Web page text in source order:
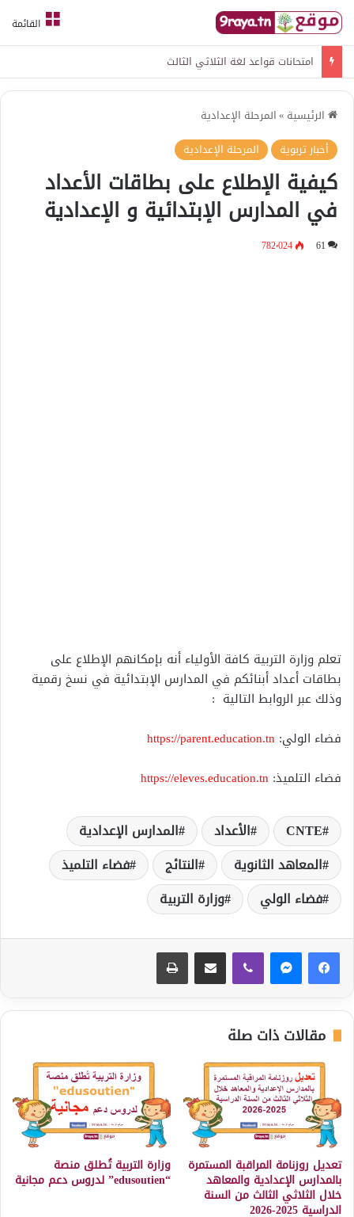
القائمة
امتحانات قواعد لغة الثلاثي الثالث
الرئيسية »المرحلة الإعدادية
أخبار تربوية
المرحلة الإعدادية
كيفية الإطلاع على بطاقات الأعداد
في المدارس الإبتدائية و الإعدادية
61 782٬024
تعلم وزارة التربية كافة الأولياء أنه بإمكانهم الإطلاع على
بطاقات أعداد أبنائكم في المدارس الإبتدائية في نسخ رقمية
وذلك عبر الروابط التالية :
فضاء الولي: https://parent.education.tn
فضاء التلميذ: https://eleves.education.tn
CNTE الأعداد
المدارس الإعدادية
المعاهد الثانوية
النتائج
فضاء التلميذ
فضاء الولي
وزارة التربية
مقالات ذات صلة
تعديل روزنامة المراقبة المستمرة
بالمدارس الإعدادية والمعاهد
خلال الثلاثي الثالث من السنة
الدراسية 2025-2026
وزارة التربية تُطلق منصة
“edusoutien” لدروس دعم مجانية